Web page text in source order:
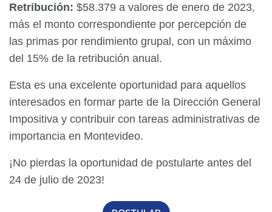
Retribución: $58.379 a valores de enero de 2023,
más el monto correspondiente por percepción de
las primas por rendimiento grupal, con un máximo
del 15% de la retribución anual.
Esta es una excelente oportunidad para aquellos
interesados en formar parte de la Dirección General
Impositiva y contribuir con tareas administrativas de
importancia en Montevideo.
¡No pierdas la oportunidad de postularte antes del
24 de julio de 2023!